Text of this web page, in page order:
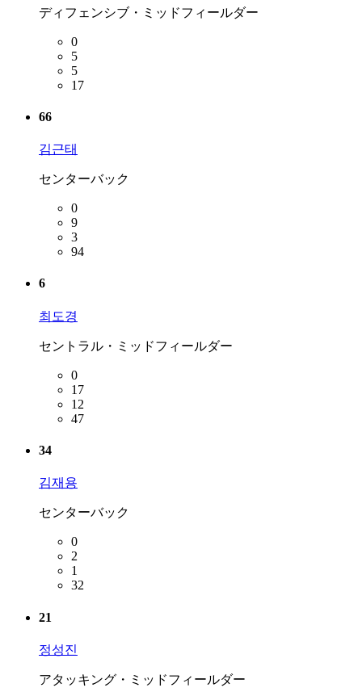
ディフェンシブ・ミッドフィールダー
0
5
5
17
66
김근태
センターバック
0
9
3
94
6
최도경
セントラル・ミッドフィールダー
0
17
12
47
34
김재용
センターバック
0
2
1
32
21
정성진
アタッキング・ミッドフィールダー